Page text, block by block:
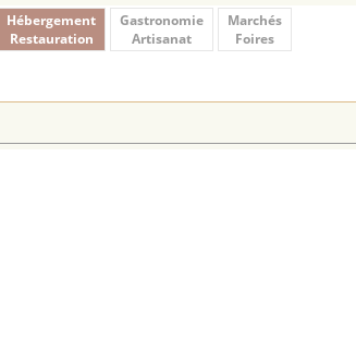
Hébergement
Restauration
Gastronomie
Artisanat
Marchés
Foires